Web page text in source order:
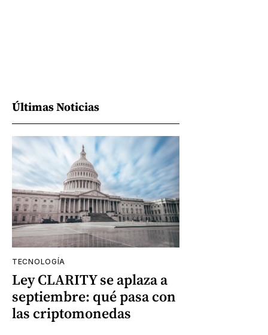
Últimas Noticias
TECNOLOGÍA
Ley CLARITY se aplaza a
septiembre: qué pasa con
las criptomonedas